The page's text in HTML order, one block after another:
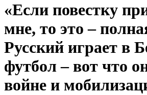
«Если повестку
мне, то это –
Русский играет в
футбол – вот что
войне и